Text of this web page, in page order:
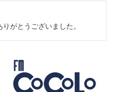
がとうございました。